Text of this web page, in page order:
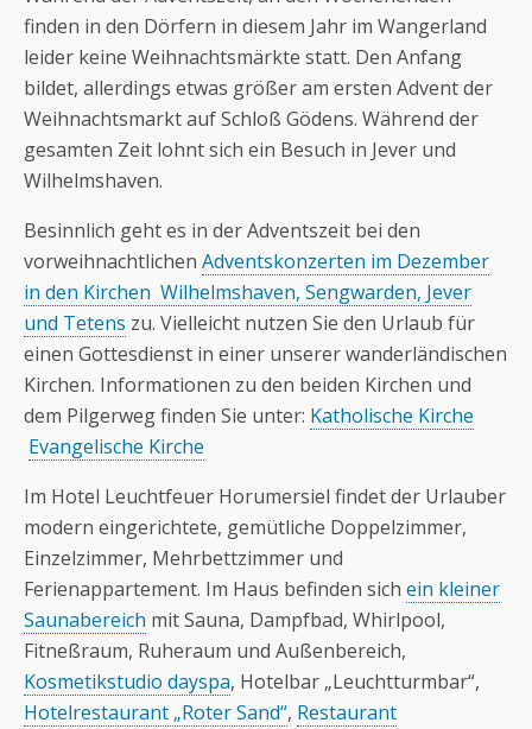
finden in den Dörfern in diesem Jahr im Wangerland
leider keine Weihnachtsmärkte statt. Den Anfang
bildet, allerdings etwas größer am ersten Advent der
Weihnachtsmarkt auf Schloß Gödens. Während der
gesamten Zeit lohnt sich ein Besuch in Jever und
Wilhelmshaven.
Besinnlich geht es in der Adventszeit bei den
vorweihnachtlichen Adventskonzerten im Dezember
in den Kirchen Wilhelmshaven, Sengwarden, Jever
und Tetens zu. Vielleicht nutzen Sie den Urlaub für
einen Gottesdienst in einer unserer wanderländischen
Kirchen. Informationen zu den beiden Kirchen und
dem Pilgerweg finden Sie unter: Katholische Kirche
Evangelische Kirche
Im Hotel Leuchtfeuer Horumersiel findet der Urlauber
modern eingerichtete, gemütliche Doppelzimmer,
Einzelzimmer, Mehrbettzimmer und
Ferienappartement. Im Haus befinden sich ein kleiner
Saunabereich mit Sauna, Dampfbad, Whirlpool,
Fitneßraum, Ruheraum und Außenbereich,
Kosmetikstudio dayspa, Hotelbar „Leuchtturmbar“,
Hotelrestaurant „Roter Sand“, Restaurant